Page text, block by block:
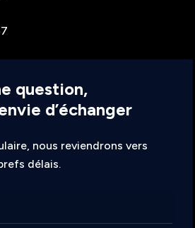
question,
d’échanger
nous reviendrons vers
délais.